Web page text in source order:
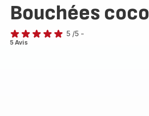
Bouchées coco
Avis
5 /5 -
5 Avis